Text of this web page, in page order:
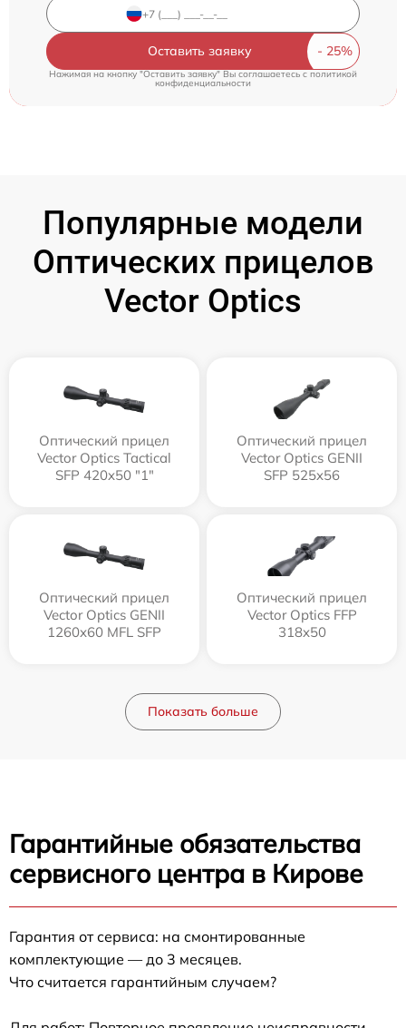
Оставить заявку
Нажимая на кнопку "Оставить заявку" Вы соглашаетесь cполитикой
конфиденциальности
Популярные модели
Оптических прицелов
Vector Optics
Оптический прицел
Vector Optics Tactical
SFP 420x50 "1"
Оптический прицел
Vector Optics GENII
SFP 525x56
Оптический прицел
Vector Optics GENII
1260x60 MFL SFP
Оптический прицел
Vector Optics FFP
318x50
Показать больше
Гарантийные обязательства
сервисного центра в Кирове
Гарантия от сервиса: на смонтированные
комплектующие — до 3 месяцев.
Что считается гарантийным случаем?